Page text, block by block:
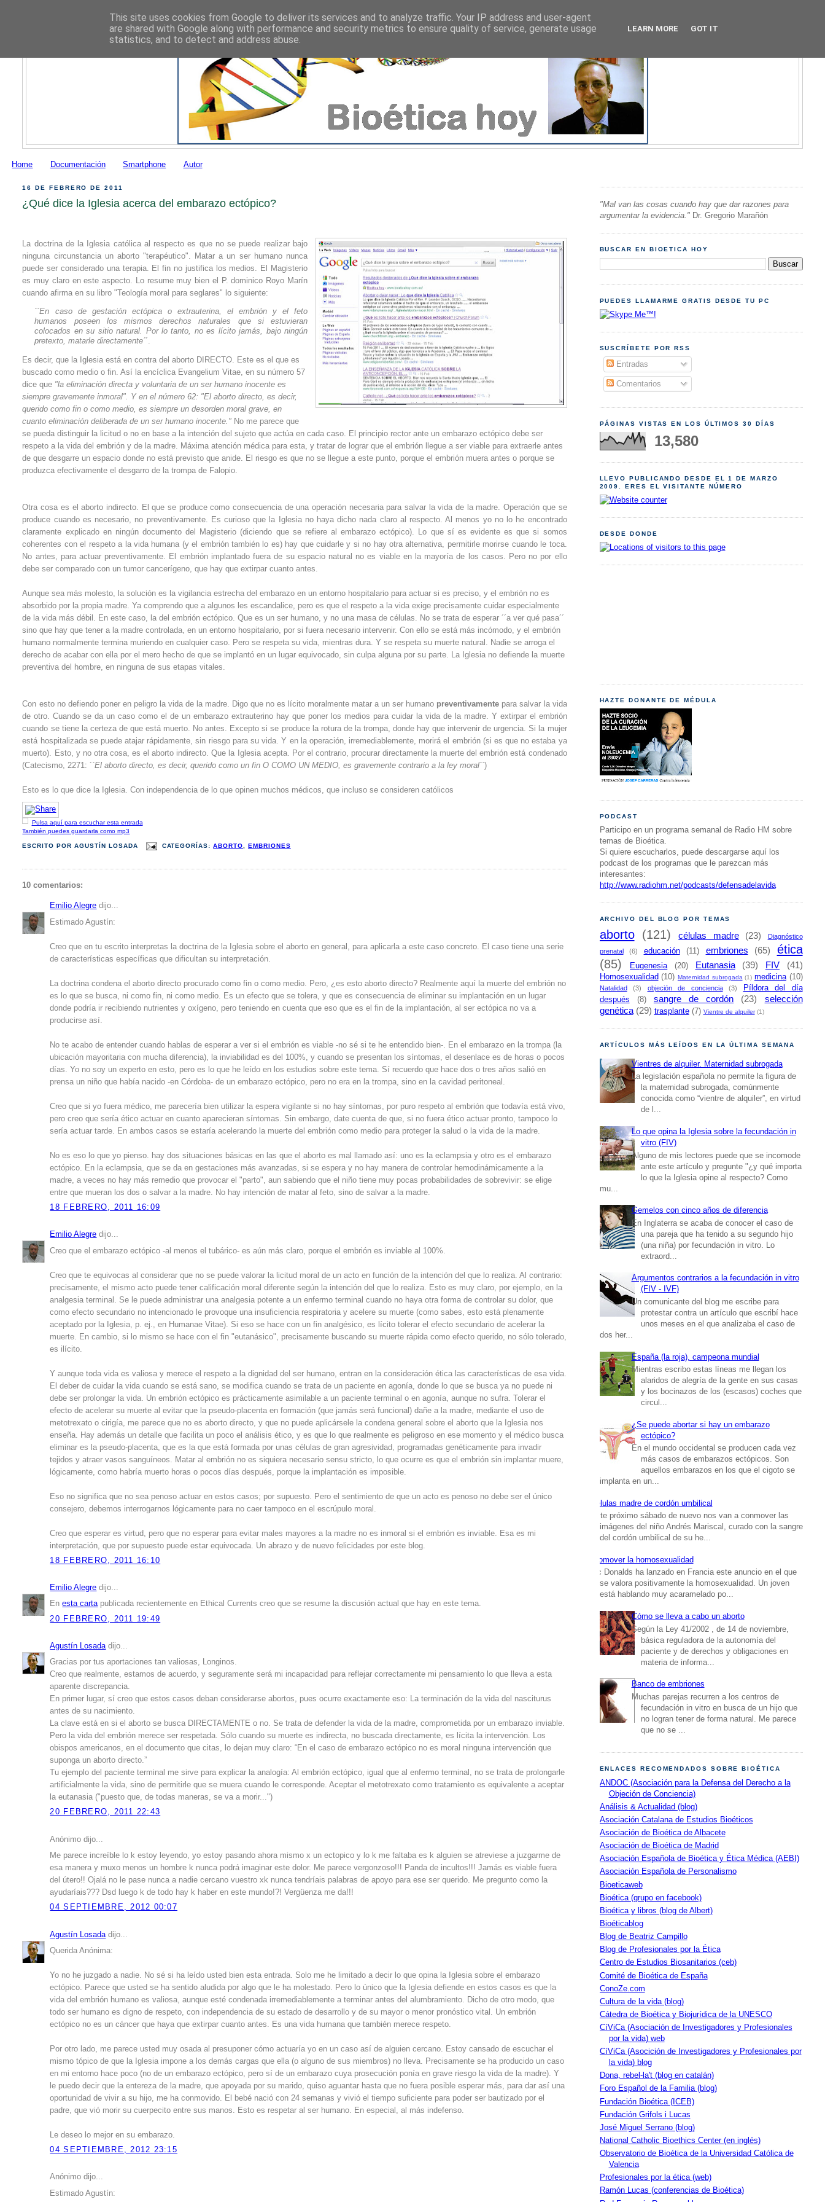
Home Documentación Smartphone Autor
16 DE FEBRERO DE 2011
¿Qué dice la Iglesia acerca del embarazo ectópico?
La doctrina de la Iglesia católica al respecto es que no se puede realizar bajo
ninguna circunstancia un aborto "terapéutico". Matar a un ser humano nunca
puede ser considerado una terapia. El fin no justifica los medios. El Magisterio
es muy claro en este aspecto. Lo resume muy bien el P. dominico Royo Marín
cuando afirma en su libro "Teología moral para seglares" lo siguiente:
´´En caso de gestación ectópica o extrauterina, el embrión y el feto
humanos poseen los mismos derechos naturales que si estuvieran
colocados en su sitio natural. Por lo tanto, no es lícito jamás, bajo ningún
pretexto, matarle directamente´´.
Es decir, que la Iglesia está en contra del aborto DIRECTO. Este es el que es
buscado como medio o fin. Así la encíclica Evangelium Vitae, en su número 57
dice que "la eliminación directa y voluntaria de un ser humano inocente es
siempre gravemente inmoral". Y en el número 62: "El aborto directo, es decir,
querido como fin o como medio, es siempre un desorden moral grave, en
cuanto eliminación deliberada de un ser humano inocente." No me parece que
se pueda distinguir la licitud o no en base a la intención del sujeto que actúa en cada caso. El principio rector ante un embarazo ectópico debe ser
respeto a la vida del embrión y de la madre. Máxima atención médica para esta, y tratar de lograr que el embrión llegue a ser viable para extraerle antes
de que desgarre un espacio donde no está previsto que anide. El riesgo es que no se llegue a este punto, porque el embrión muera antes o porque se
produzca efectivamente el desgarro de la trompa de Falopio.
Otra cosa es el aborto indirecto. El que se produce como consecuencia de una operación necesaria para salvar la vida de la madre. Operación que se
produce cuando es necesario, no preventivamente. Es curioso que la Iglesia no haya dicho nada claro al respecto. Al menos yo no lo he encontrado
claramente explicado en ningún documento del Magisterio (diciendo que se refiere al embarazo ectópico). Lo que sí es evidente es que si somos
coherentes con el respeto a la vida humana (y el embrión también lo es) hay que cuidarle y si no hay otra alternativa, permitirle morirse cuando le toca.
No antes, para actuar preventivamente. El embrión implantado fuera de su espacio natural no es viable en la mayoría de los casos. Pero no por ello
debe ser comparado con un tumor cancerígeno, que hay que extirpar cuanto antes.
Aunque sea más molesto, la solución es la vigilancia estrecha del embarazo en un entorno hospitalario para actuar si es preciso, y el embrión no es
absorbido por la propia madre. Ya comprendo que a algunos les escandalice, pero es que el respeto a la vida exige precisamente cuidar especialmente
de la vida más débil. En este caso, la del embrión ectópico. Que es un ser humano, y no una masa de células. No se trata de esperar ´´a ver qué pasa´´
sino que hay que tener a la madre controlada, en un entorno hospitalario, por si fuera necesario intervenir. Con ello se está más incómodo, y el embrión
humano normalmente termina muriendo en cualquier caso. Pero se respeta su vida, mientras dura. Y se respeta su muerte natural. Nadie se arroga el
derecho de acabar con ella por el mero hecho de que se implantó en un lugar equivocado, sin culpa alguna por su parte. La Iglesia no defiende la muerte
preventiva del hombre, en ninguna de sus etapas vitales.
Con esto no defiendo poner en peligro la vida de la madre. Digo que no es lícito moralmente matar a un ser humano preventivamente para salvar la vida
de otro. Cuando se da un caso como el de un embarazo extrauterino hay que poner los medios para cuidar la vida de la madre. Y extirpar el embrión
cuando se tiene la certeza de que está muerto. No antes. Excepto si se produce la rotura de la trompa, donde hay que intervenir de urgencia. Si la mujer
está hospitalizada se puede atajar rápidamente, sin riesgo para su vida. Y en la operación, irremediablemente, morirá el embrión (si es que no estaba ya
muerto). Esto, y no otra cosa, es el aborto indirecto. Que la Iglesia acepta. Por el contrario, procurar directamente la muerte del embrión está condenado
(Catecismo, 2271: ´´El aborto directo, es decir, querido como un fin O COMO UN MEDIO, es gravemente contrario a la ley moral´´)
Esto es lo que dice la Iglesia. Con independencia de lo que opinen muchos médicos, que incluso se consideren católicos
Pulsa aquí para escuchar esta entrada
También puedes guardarla como mp3
ESCRITO PORAGUSTÍN LOSADA CATEGORÍAS:ABORTO EMBRIONES
10 comentarios:
Emilio Alegre dijo...
Estimado Agustín:
Creo que en tu escrito interpretas la doctrina de la Iglesia sobre el aborto en general, para aplicarla a este caso concreto. El caso tiene una serie
de características específicas que dificultan su interpretación.
La doctrina condena el aborto directo procurado como fin o como medio. Pero, ¿es esto aborto directo? Realmente aquí la muerte del embrión no
es lo que se busca, ni como fin, ni como medio. Es un efecto que se tolera, y que es consecuencia de eliminar su implantación en un lugar
donde podría ir recibiendo nutrientes y oxígeno, pero teniendo en cuenta que eso que es el fin de la implantación, al ser ectópica no va a
producirse así.
No te acabo de entender cuando hablas de esperar a ver si el embrión es viable -no sé si te he entendido bien-. En el embarazo en la trompa (la
ubicación mayoritaria con mucha diferencia), la inviabilidad es del 100%, y cuando se presentan los síntomas, el desenlace es de horas o pocos
días. Yo no soy un experto en esto, pero es lo que he leído en los estudios sobre este tema. Sí recuerdo que hace dos o tres años salió en
prensa un niño que había nacido -en Córdoba- de un embarazo ectópico, pero no era en la trompa, sino en la cavidad peritoneal.
Creo que si yo fuera médico, me parecería bien utilizar la espera vigilante si no hay síntomas, por puro respeto al embrión que todavía está vivo,
pero creo que sería ético actuar en cuanto aparecieran síntomas. Sin embargo, date cuenta de que, si no fuera ético actuar pronto, tampoco lo
sería actuar tarde. En ambos casos se estaría acelerando la muerte del embrión como medio para proteger la salud o la vida de la madre.
No es eso lo que yo pienso. hay dos situaciones básicas en las que el aborto es mal llamado así: uno es la eclampsia y otro es el embarazo
ectópico. En la eclampsia, que se da en gestaciones más avanzadas, si se espera y no hay manera de controlar hemodinámicamente a la
madre, a veces no hay más remedio que provocar el "parto", aun sabiendo que el niño tiene muy pocas probabilidades de sobrevivir: se elige
entre que mueran los dos o salvar a la madre. No hay intención de matar al feto, sino de salvar a la madre.
18 FEBRERO, 2011 16:09
Emilio Alegre dijo...
Creo que el embarazo ectópico -al menos el tubárico- es aún más claro, porque el embrión es inviable al 100%.
Creo que te equivocas al considerar que no se puede valorar la licitud moral de un acto en función de la intención del que lo realiza. Al contrario:
precisamente, el mismo acto puede tener calificación moral diferente según la intención del que lo realiza. Esto es muy claro, por ejemplo, en la
analgesia terminal. Se le puede administrar una analgesia potente a un enfermo terminal cuando no haya otra forma de controlar su dolor, que
como efecto secundario no intencionado le provoque una insuficiencia respiratoria y acelere su muerte (como sabes, esto está plenamente
aceptado por la Iglesia, p. ej., en Humanae Vitae). Si eso se hace con un fin analgésico, es lícito tolerar el efecto secundario de acelerar la
muerte. En cambio, si lo mismo se hace con el fin "eutanásico", precisamente buscando su muerte rápida como efecto querido, no sólo tolerado,
es ilícito.
Y aunque toda vida es valiosa y merece el respeto a la dignidad del ser humano, entran en la consideración ética las características de esa vida.
El deber de cuidar la vida cuando se está sano, se modifica cuando se trata de un paciente en agonía, donde lo que se busca ya no puede ni
debe ser prolongar la vida. Un embrión ectópico es prácticamente asimilable a un paciente terminal o en agonía, aunque no sufra. Tolerar el
efecto de acelerar su muerte al evitar que la pseudo-placenta en formación (que jamás será funcional) dañe a la madre, mediante el uso de
metotrexato o cirigía, me parece que no es aborto directo, y que no puede aplicársele la condena general sobre el aborto que la Iglesia nos
enseña. Hay además un detalle que facilita un poco el análisis ético, y es que lo que realmente es peligroso en ese momento y el médico busca
eliminar es la pseudo-placenta, que es la que está formada por unas células de gran agresividad, programadas genéticamente para invadir
tejidos y atraer vasos sanguíneos. Matar al embrión no es siquiera necesario sensu stricto, lo que ocurre es que el embrión sin implantar muere,
lógicamente, como habría muerto horas o pocos días después, porque la implantación es imposible.
Eso no significa que no sea penoso actuar en estos casos; por supuesto. Pero el sentimiento de que un acto es penoso no debe ser el único
consejero, debemos interrogarnos lógicamente para no caer tampoco en el escrúpulo moral.
Creo que esperar es virtud, pero que no esperar para evitar males mayores a la madre no es inmoral si el embrión es inviable. Esa es mi
interpretación, que por supuesto puede estar equivocada. Un abrazo y de nuevo felicidades por este blog.
18 FEBRERO, 2011 16:10
Emilio Alegre dijo...
Enesta cartapublicada recientemente en Ethical Currents creo que se resume la discusión actual que hay en este tema.
20 FEBRERO, 2011 19:49
Agustín Losadadijo...
Gracias por tus aportaciones tan valiosas, Longinos.
Creo que realmente, estamos de acuerdo, y seguramente será mi incapacidad para reflejar correctamente mi pensamiento lo que lleva a esta
aparente discrepancia.
En primer lugar, sí creo que estos casos deban considerarse abortos, pues ocurre exactamente eso: La terminación de la vida del nasciturus
antes de su nacimiento.
La clave está en si el aborto se busca DIRECTAMENTE o no. Se trata de defender la vida de la madre, comprometida por un embarazo inviable.
Pero la vida del embrión merece ser respetada. Sólo cuando su muerte es indirecta, no buscada directamente, es lícita la intervención. Los
obispos americanos, en el documento que citas, lo dejan muy claro: “En el caso de embarazo ectópico no es moral ninguna intervención que
suponga un aborto directo.”
Tu ejemplo del paciente terminal me sirve para explicar la analogía: Al embrión ectópico, igual que al enfermo terminal, no se trata de prolongarle
artificialmente la vida, sino de permitirle que se muera cuando le corresponde. Aceptar el metotrexato como tratamiento es equivalente a aceptar
la eutanasia ("puesto que, de todas maneras, se va a morir...")
20 FEBRERO, 2011 22:43
Anónimo dijo...
Me parece increíble lo k estoy leyendo, yo estoy pasando ahora mismo x un ectopico y lo k me faltaba es k alguien se atreviese a juzgarme de
esa manera y muxo menos un hombre k nunca podrá imaginar este dolor. Me parece vergonzoso!!! Panda de incultos!!! Jamás es viable fuera
del útero!! Ojalá no le pase nunca a nadie cercano vuestro xk nunca tendríais palabras de apoyo para ese ser querido. Me pregunto como la
ayudaríais??? Dsd luego k de todo hay k haber en este mundo!?! Vergüenza me da!!!
04 SEPTIEMBRE, 2012 00:07
Agustín Losada dijo...
Querida Anónima:
Yo no he juzgado a nadie. No sé si ha leído usted bien esta entrada. Solo me he limitado a decir lo que opina la Iglesia sobre el embarazo
ectópico. Parece que usted se ha sentido aludida por algo que le ha molestado. Pero lo único que la Iglesia defiende en estos casos es que la
vida del embrión humano es valiosa, aunque esté condenada irremediablemente a terminar antes del alumbramiento. Dicho de otro modo, que
todo ser humano es digno de respeto, con independencia de su estado de desarrollo y de su mayor o menor pronóstico vital. Un embrión
ectópico no es un cáncer que haya que extirpar cuanto antes. Es una vida humana que también merece respeto.
Por otro lado, me parece usted muy osada al presuponer cómo actuaría yo en un caso así de alguien cercano. Estoy cansado de escuchar el
mismo tópico de que la Iglesia impone a los demás cargas que ella (o alguno de sus miembros) no lleva. Precisamente se ha producido un caso
en mi entorno hace poco (no de un embarazo ectópico, pero sí de un embarazo cuya prosecución ponía en grave riesgo la vida de la madre). Y
le puedo decir que la entereza de la madre, que apoyada por su marido, quiso aguantar hasta que no fuera posible esperar más, para dar así una
oportunidad de vivir a su hijo, me ha conmovido. El bebé nació con 24 semanas y vivió el tiempo suficiente para poder ser bautizado por el
padre, que vió morir su cuerpecito entre sus manos. Esto es respetar al ser humano. En especial, al más indefenso.
Le deseo lo mejor en su embarazo.
04 SEPTIEMBRE, 2012 23:15
Anónimo dijo...
Estimado Agustín:
"Mal van las cosas cuando hay que dar razones para
argumentar la evidencia." Dr. Gregorio Marañón
BUSCAR EN BIOETICA HOY
PUEDES LLAMARME GRATIS DESDE TU PC
SUSCRÍBETE POR RSS
Entradas
Comentarios
PÁGINAS VISTAS EN LOS ÚLTIMOS 30 DÍAS
13,580
LLEVO PUBLICANDO DESDE EL 1 DE MARZO
2009. ERES EL VISITANTE NÚMERO
DESDE DONDE
HAZTE DONANTE DE MÉDULA
PODCAST
Participo en un programa semanal de Radio HM sobre
temas de Bioética.
Si quiere escucharlos, puede descargarse aquí los
podcast de los programas que le parezcan más
interesantes:
http://www.radiohm.net/podcasts/defensadelavida
ARCHIVO DEL BLOG POR TEMAS
aborto (121) células madre (23)
Diagnóstico
prenatal
(6) educación (11) embriones (65)
ética
(85)
Eugenesia (20) Eutanasia (39) FIV (41)
Homosexualidad (10) Maternidad subrogada (1) medicina (10)
Natalidad (3) objeción de conciencia (3)
Píldora del día
después
(8) sangre de cordón (23)
selección
genética (29) trasplante (7) Vientre de alquiler (1)
ARTÍCULOS MÁS LEÍDOS EN LA ÚLTIMA SEMANA
Vientres de alquiler. Maternidad subrogada
La legislación española no permite la figura de
la maternidad subrogada, comúnmente
conocida como “vientre de alquiler”, en virtud
de l...
Lo que opina la Iglesia sobre la fecundación in
vitro (FIV)
Alguno de mis lectores puede que se incomode
ante este artículo y pregunte "¿y qué importa
lo que la Iglesia opine al respecto? Como
mu...
Gemelos con cinco años de diferencia
En Inglaterra se acaba de conocer el caso de
una pareja que ha tenido a su segundo hijo
(una niña) por fecundación in vitro. Lo
extraord...
Argumentos contrarios a la fecundación in vitro
(FIV - IVF)
Un comunicante del blog me escribe para
protestar contra un artículo que escribí hace
unos meses en el que analizaba el caso de
dos her...
España (la roja), campeona mundial
Mientras escribo estas líneas me llegan los
alaridos de alegría de la gente en sus casas
y los bocinazos de los (escasos) coches que
circul...
¿Se puede abortar si hay un embarazo
ectópico?
En el mundo occidental se producen cada vez
más casos de embarazos ectópicos. Son
aquellos embarazos en los que el cigoto se
implanta en un...
Células madre de cordón umbilical
Este próximo sábado de nuevo nos van a conmover las
imágenes del niño Andrés Mariscal, curado con la sangre
del cordón umbilical de su he...
Promover la homosexualidad
Mc Donalds ha lanzado en Francia este anuncio en el que
se valora positivamente la homosexualidad. Un joven
está hablando muy acaramelado po...
Cómo se lleva a cabo un aborto
Según la Ley 41/2002 , de 14 de noviembre,
básica reguladora de la autonomía del
paciente y de derechos y obligaciones en
materia de informa...
Banco de embriones
Muchas parejas recurren a los centros de
fecundación in vitro en busca de un hijo que
no logran tener de forma natural. Me parece
que no se ...
ENLACES RECOMENDADOS SOBRE BIOÉTICA
ANDOC (Asociación para la Defensa del Derecho a la
Objeción de Conciencia)
Análisis & Actualidad (blog)
Asociación Catalana de Estudios Bioéticos
Asociación de Bioética de Albacete
Asociación de Bioética de Madrid
Asociación Española de Bioética y Ética Médica (AEBI)
Asociación Española de Personalismo
Bioeticaweb
Bioética (grupo en facebook)
Bioética y libros (blog de Albert)
Bioéticablog
Blog de Beatriz Campillo
Blog de Profesionales por la Ética
Centro de Estudios Biosanitarios (ceb)
Comité de Bioética de España
ConoZe.com
Cultura de la vida (blog)
Cátedra de Bioética y Biojurídica de la UNESCO
CíViCa (Asociación de Investigadores y Profesionales
por la vida) web
CíViCa (Asocición de Investigadores y Profesionales por
la vida) blog
Dona, rebel-la't (blog en catalán)
Foro Español de la Familia (blog)
Fundación Bioética (ICEB)
Fundación Grifols i Lucas
José Miguel Serrano (blog)
National Catholic Bioethics Center (en inglés)
Observatorio de Bioética de la Universidad Católica de
Valencia
Profesionales por la ética (web)
Ramón Lucas (conferencias de Bioética)
This site uses cookies from Google to deliver its services and to analyze traffic. Your IP address and user-agent
are shared with Google along with performance and security metrics to ensure quality of service, generate usage
statistics, and to detect and address abuse.
LEARN MORE GOT IT